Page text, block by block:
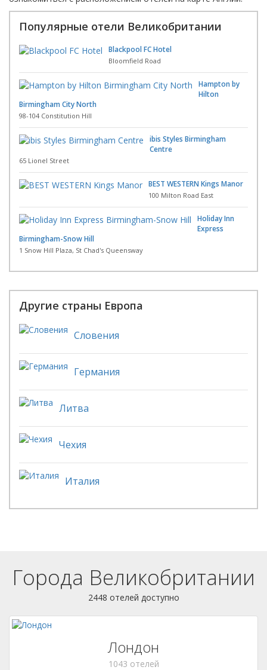
Популярные отели Великобритании
Blackpool FC Hotel
Bloomfield Road
Hampton by
Hilton
Birmingham City North
98-104 Constitution Hill
ibis Styles Birmingham
Centre
65 Lionel Street
BEST WESTERN Kings Manor
100 Milton Road East
Holiday Inn
Express
Birmingham-Snow Hill
1 Snow Hill Plaza, St Chad's Queensway
Другие страны Европа
Словения
Германия
Литва
Чехия
Италия
Города Великобритании
2448 отелей доступно
Лондон
1043 отелей